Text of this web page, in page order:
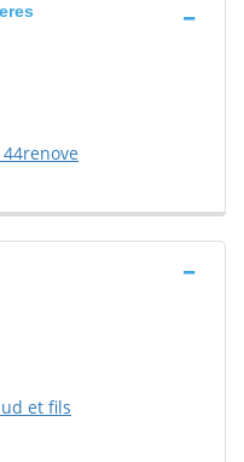
et fils